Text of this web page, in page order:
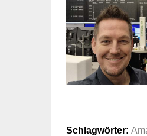
Schlagwörter: